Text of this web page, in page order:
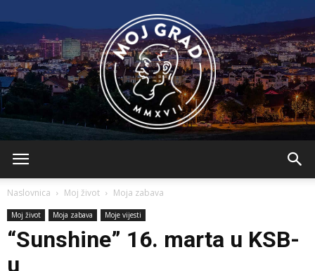
Naslovnica Moj život Moja zabava
Moj život Moja zabava Moje vijesti
“Sunshine” 16. marta u KSB-
u